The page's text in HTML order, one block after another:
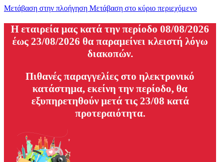
Μετάβαση στην πλοήγηση Μετάβαση στο κύριο περιεχόμενο
H εταιρεία μας κατά την περίοδο 08/08/2026
έως 23/08/2026 θα παραμείνει κλειστή λόγω
διακοπών.
Πιθανές παραγγελίες στο ηλεκτρονικό
κατάστημα, εκείνη την περίοδο, θα
εξυπηρετηθούν μετά τις 23/08 κατά
προτεραιότητα.